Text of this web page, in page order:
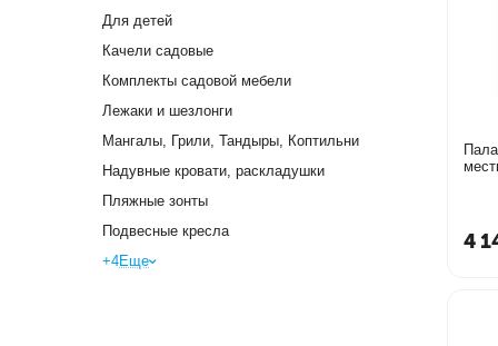
4
Для детей
Качели садовые
Комплекты садовой мебели
Лежаки и шезлонги
Мангалы, Грили, Тандыры, Коптильни
Надувные кровати, раскладушки
Пляжные зонты
Подвесные кресла
+4Еще